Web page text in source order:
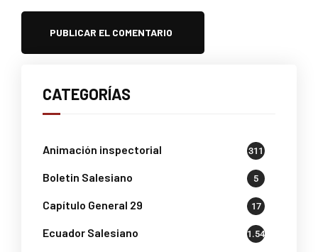
CATEGORÍAS
Animación inspectorial 311
Boletin Salesiano 5
Capítulo General 29 17
Ecuador Salesiano 1.541